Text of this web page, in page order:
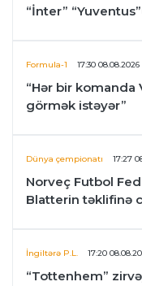
“İnter”
Formula-1 17:30 08.08.2026
“Hər bir
görmək istəyər”
Dünya çempionatı 17:27
Norveç Futbol
Blatterin təklifinə
İngiltərə P.L. 17:20
“Tottenhem”